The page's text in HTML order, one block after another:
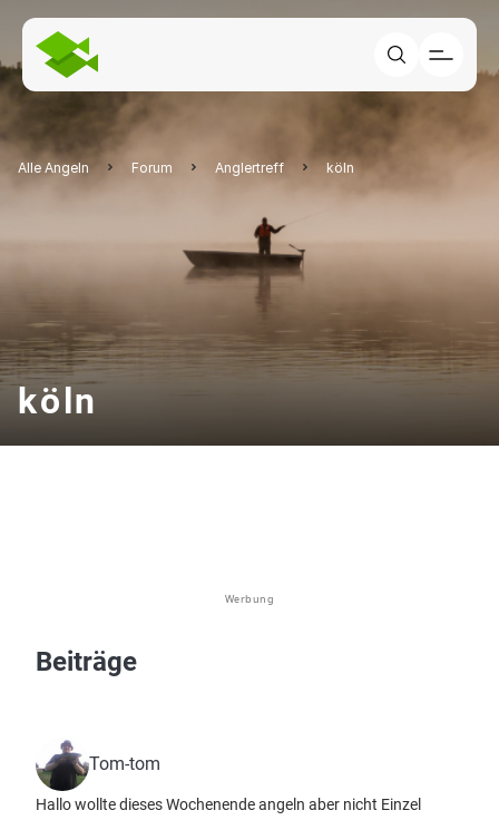
Alle Angeln Forum Anglertreff köln
köln
Werbung
Beiträge
Tom-tom
Hallo wollte dieses Wochenende angeln aber nicht Einzel